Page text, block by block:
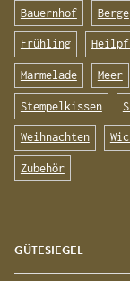
Bauernhof Berge
Frühling
Marmelade Meer
Stempelkissen
Weihnachten
Zubehör
GÜTESIEGEL